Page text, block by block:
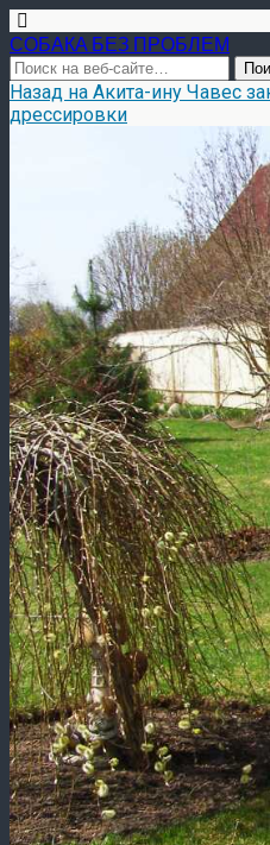
СОБАКА БЕЗ ПРОБЛЕМ
Назад на Акита-ину Чавес
дрессировки